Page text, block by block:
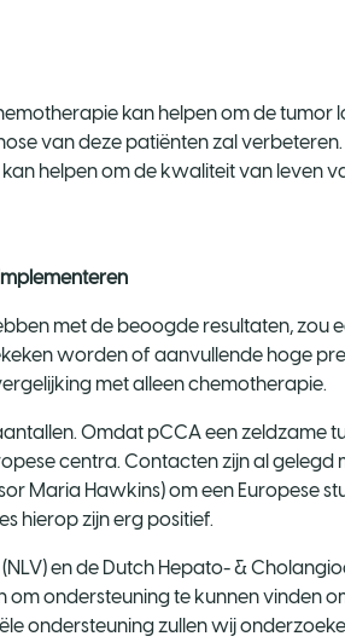
kan helpen om de tumor
van deze patiënten zal
helpen om de kwaliteit van leven
met de beoogde resultaten, zou
worden of aanvullende hoge
met alleen chemotherapie.
Omdat pCCA een zeldzame
centra. Contacten zijn al gelegd
Maria Hawkins) om een Europese
hierop zijn erg positief.
en de Dutch Hepato- &
ondersteuning te kunnen vinden
ondersteuning zullen wij